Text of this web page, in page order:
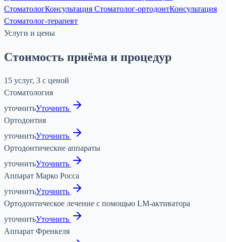
СтоматологКонсультация Стоматолог-ортодонтКонсультация
Стоматолог-терапевт
Услуги и цены
Стоимость приёма и процедур
15 услуг, 3 с ценой
Стоматология
уточнитьУточнить
Ортодонтия
уточнитьУточнить
Ортодонтические аппараты
уточнитьУточнить
Аппарат Марко Росса
уточнитьУточнить
Ортодонтическое лечение с помощью LM-активатора
уточнитьУточнить
Аппарат Френкеля